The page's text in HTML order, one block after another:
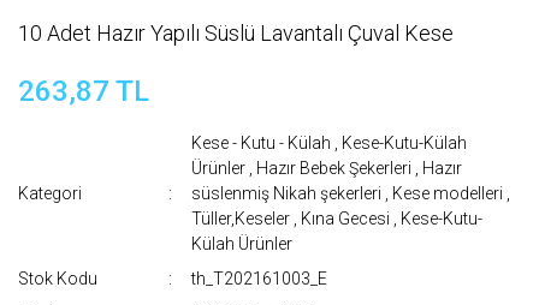
10 Adet Hazır Yapılı Süslü Lavantalı Çuval Kese
263,87 TL
Kategori
Kese - Kutu - Külah
Kese-Kutu-Külah
Ürünler
Hazır Bebek Şekerleri
Hazır
süslenmiş Nikah şekerleri
Kese modelleri
Tüller,Keseler
Kına Gecesi
Kese-Kutu-
Külah Ürünler
Stok Kodu
th_T202161003_E